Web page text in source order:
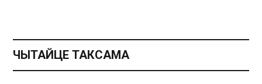
ЧЫТАЙЦЕ ТАКСАМА